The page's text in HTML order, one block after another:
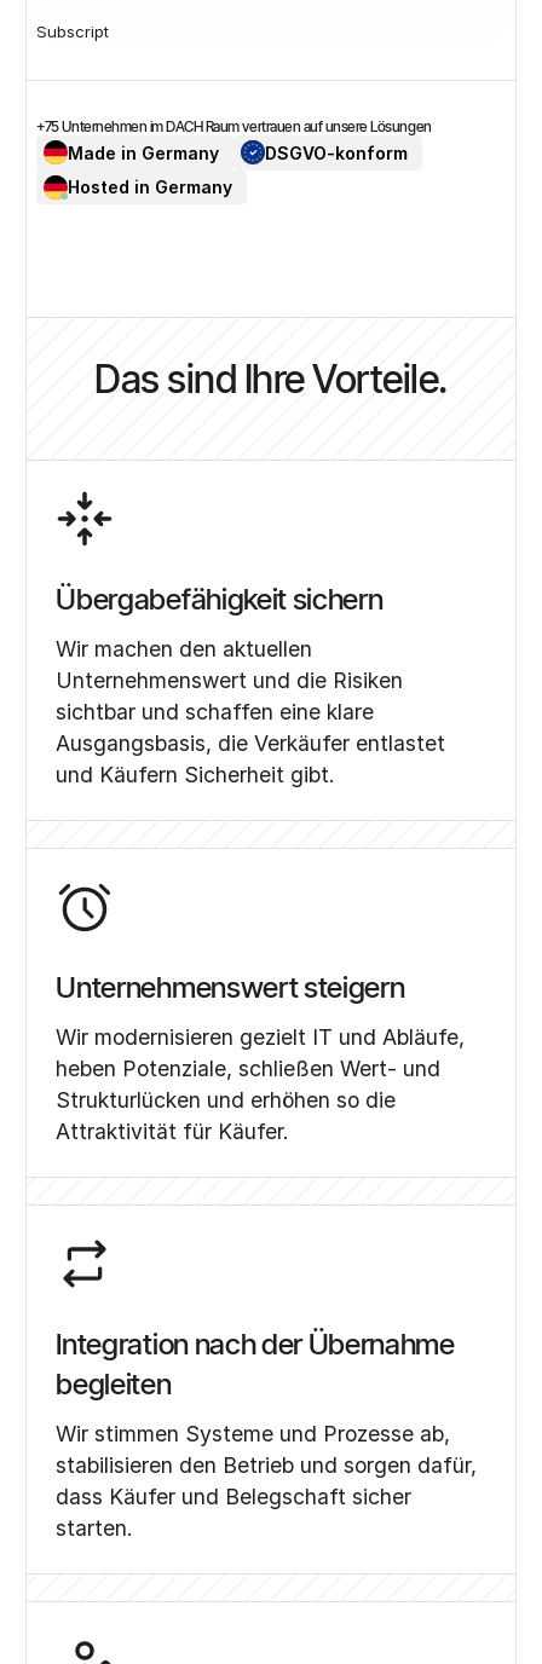
Subscript
+75 Unternehmen im DACH Raum vertrauen auf unsere Lösungen
Made in Germany
DSGVO-konform
Hosted in Germany
Das sind Ihre Vorteile.
Übergabefähigkeit sichern
Wir machen den aktuellen
Unternehmenswert und die Risiken
sichtbar und schaffen eine klare
Ausgangsbasis, die Verkäufer entlastet
und Käufern Sicherheit gibt.
Unternehmenswert steigern
Wir modernisieren gezielt IT und Abläufe,
heben Potenziale, schließen Wert- und
Strukturlücken und erhöhen so die
Attraktivität für Käufer.
Integration nach der Übernahme
begleiten
Wir stimmen Systeme und Prozesse ab,
stabilisieren den Betrieb und sorgen dafür,
dass Käufer und Belegschaft sicher
starten.